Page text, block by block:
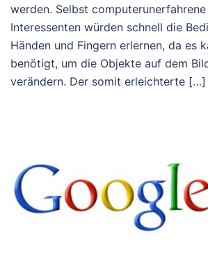
werden. Selbst computerunerfahrene
Interessenten würden schnell die
Händen und Fingern erlernen, da es
benötigt, um die Objekte auf dem
verändern. Der somit erleichterte […]